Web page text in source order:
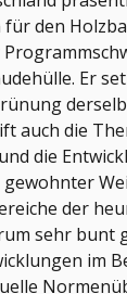
den
Er
auch die
die
der
sehr bunt
im